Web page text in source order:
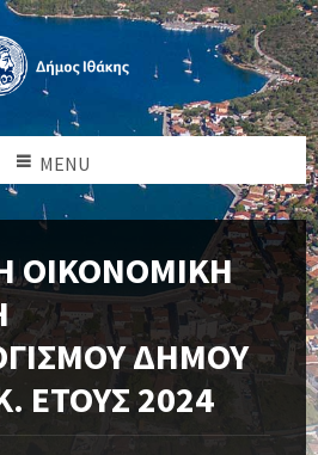
MENU
ΟΙΚΟΝΟΜΙΚΗ
ΔΗΜΟΥ
ΕΤΟΥΣ 2024